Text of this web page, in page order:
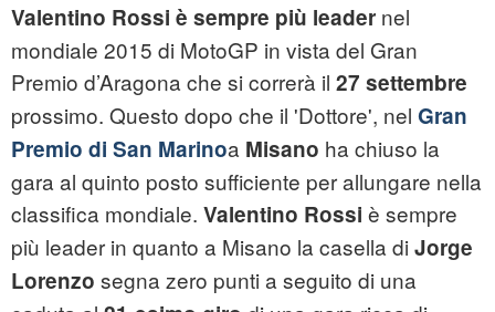
Valentino Rossi è sempre più leader nel
mondiale 2015 di MotoGP in vista del Gran
Premio d’Aragona che si correrà il 27 settembre
prossimo. Questo dopo che il 'Dottore', nel Gran
Premio di San Marinoa Misano ha chiuso la
gara al quinto posto sufficiente per allungare nella
classifica mondiale. Valentino Rossi è sempre
più leader in quanto a Misano la casella di Jorge
Lorenzo segna zero punti a seguito di una